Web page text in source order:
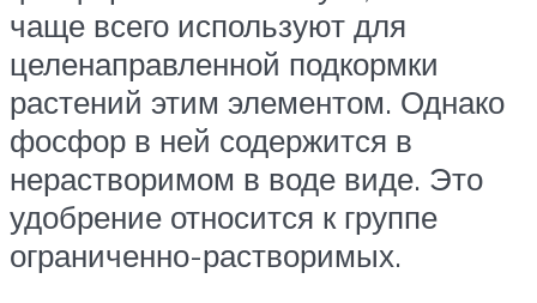
чаще всего используют для
целенаправленной подкормки
растений этим элементом. Однако
фосфор в ней содержится в
нерастворимом в воде виде. Это
удобрение относится к группе
ограниченно-растворимых.